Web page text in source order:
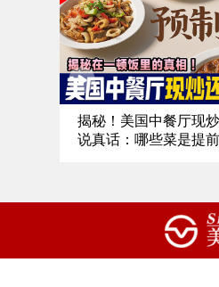
点》25.10.16
揭秘！美国中餐厅现
说真话：哪些菜是提